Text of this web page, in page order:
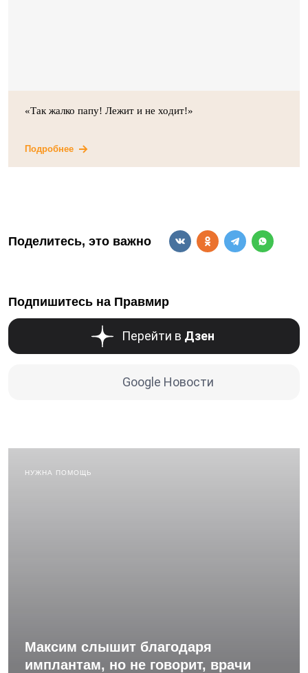
«Так жалко папу! Лежит и не ходит!»
Подробнее
Поделитесь, это важно
Подпишитесь на Правмир
Перейти в Дзен
Google Новости
НУЖНА ПОМОЩЬ
Максим слышит благодаря
имплантам, но не говорит, врачи